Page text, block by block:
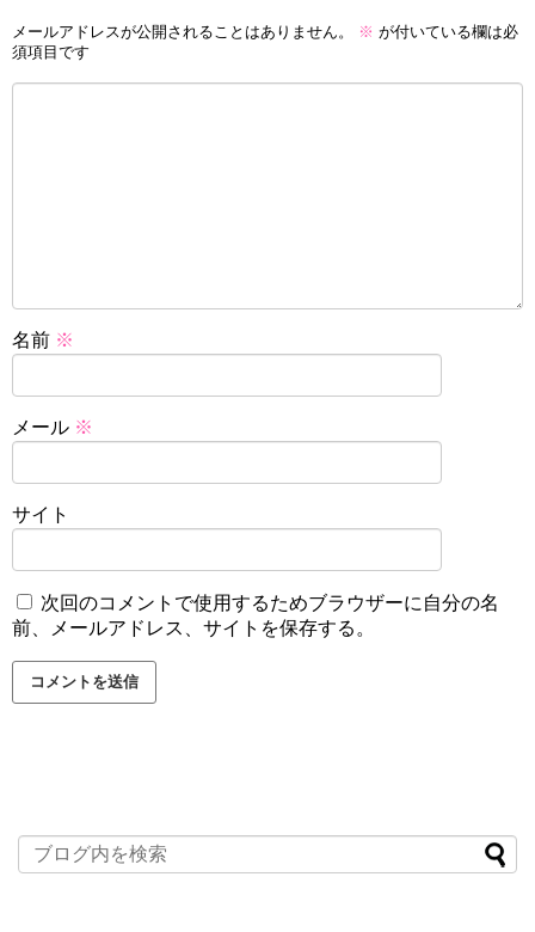
メールアドレスが公開されることはありません。 ※ が付いている欄は必
須項目です
名前 ※
メール ※
サイト
次回のコメントで使用するためブラウザーに自分の名
前、メールアドレス、サイトを保存する。